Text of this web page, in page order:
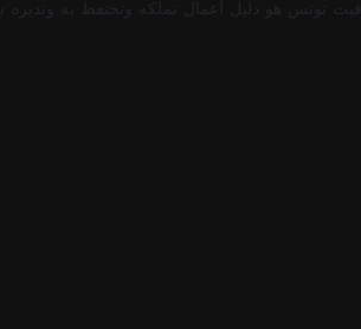
تونس هو دليل أعمال تملكه وتحتفظ به وتديره